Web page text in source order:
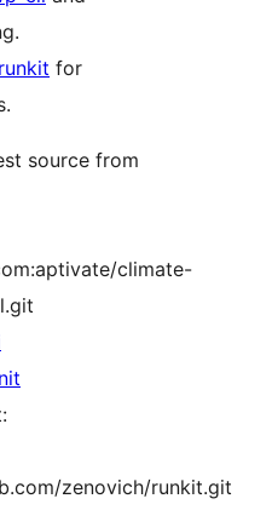
runkit for
source from
climate-
zenovich/runkit.git